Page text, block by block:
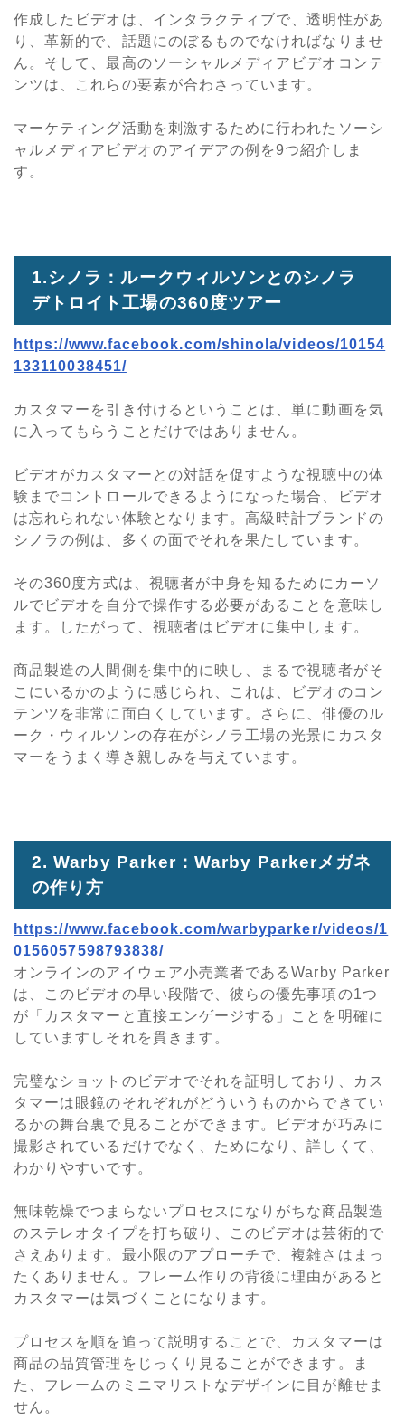
作成したビデオは、インタラクティブで、透明性があ
り、革新的で、話題にのぼるものでなければなりませ
ん。そして、最高のソーシャルメディアビデオコンテ
ンツは、これらの要素が合わさっています。
マーケティング活動を刺激するために行われたソーシ
ャルメディアビデオのアイデアの例を9つ紹介しま
す。
1.シノラ：ルークウィルソンとのシノラ
デトロイト工場の360度ツアー
https://www.facebook.com/shinola/videos/10154
133110038451/
カスタマーを引き付けるということは、単に動画を気
に入ってもらうことだけではありません。
ビデオがカスタマーとの対話を促すような視聴中の体
験までコントロールできるようになった場合、ビデオ
は忘れられない体験となります。高級時計ブランドの
シノラの例は、多くの面でそれを果たしています。
その360度方式は、視聴者が中身を知るためにカーソ
ルでビデオを自分で操作する必要があることを意味し
ます。したがって、視聴者はビデオに集中します。
商品製造の人間側を集中的に映し、まるで視聴者がそ
こにいるかのように感じられ、これは、ビデオのコン
テンツを非常に面白くしています。さらに、俳優のル
ーク・ウィルソンの存在がシノラ工場の光景にカスタ
マーをうまく導き親しみを与えています。
2. Warby Parker：Warby Parkerメガネ
の作り方
https://www.facebook.com/warbyparker/videos/1
0156057598793838/
オンラインのアイウェア小売業者であるWarby Parker
は、このビデオの早い段階で、彼らの優先事項の1つ
が「カスタマーと直接エンゲージする」ことを明確に
していますしそれを貫きます。
完璧なショットのビデオでそれを証明しており、カス
タマーは眼鏡のそれぞれがどういうものからできてい
るかの舞台裏で見ることができます。ビデオが巧みに
撮影されているだけでなく、ためになり、詳しくて、
わかりやすいです。
無味乾燥でつまらないプロセスになりがちな商品製造
のステレオタイプを打ち破り、このビデオは芸術的で
さえあります。最小限のアプローチで、複雑さはまっ
たくありません。フレーム作りの背後に理由があると
カスタマーは気づくことになります。
プロセスを順を追って説明することで、カスタマーは
商品の品質管理をじっくり見ることができます。ま
た、フレームのミニマリストなデザインに目が離せま
せん。